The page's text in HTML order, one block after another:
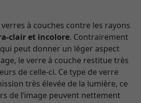
à couches contre les rayons
clair et incolore. Contrairement
peut donner un léger aspect
le verre à couche restitue très
de celle-ci. Ce type de verre
très élevée de la lumière, ce
de l’image peuvent nettement